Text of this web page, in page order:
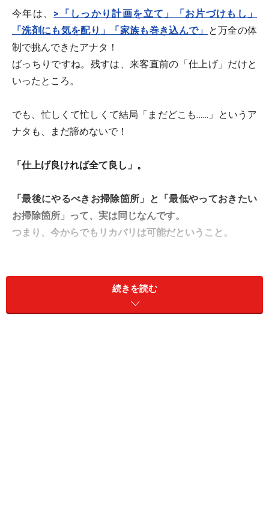
今年は、 >「しっかり計画を立て」
「お片づけもし」
「洗剤にも気を配り」
「家族も巻き込んで」 と万全の体
制で挑んできたアナタ！
ばっちりですね。残すは、来客直前の「仕上げ」だけと
いったところ。
でも、忙しくて忙しくて結局「まだどこも……」というア
ナタも、まだ諦めないで！
「仕上げ良ければ全て良し」。
「最後にやるべきお掃除箇所」と「最低やっておきたい
お掃除箇所」って、実は同じなんです。
つまり、今からでもリカバリは可能だということ。
をしてしまうこと！！！
・・・
続きを読む